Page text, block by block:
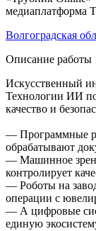
медиаплатформа
Волгоградская
Описание работы
Искусственный
Технологии ИИ
качество и
— Программные
обрабатывают
— Машинное
контролирует
— Роботы на
операции с
— А цифровые
единую